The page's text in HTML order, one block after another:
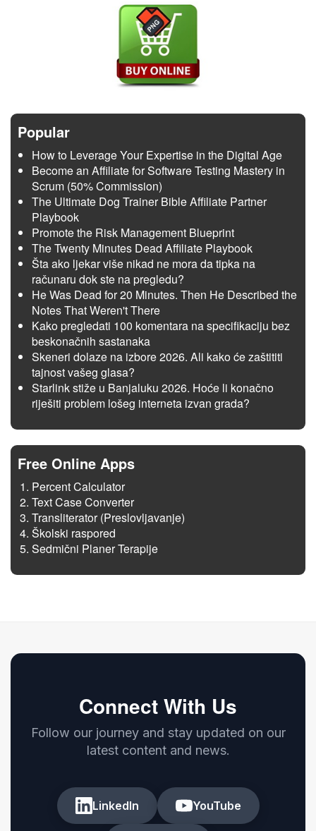
Popular
How to Leverage Your Expertise in the Digital Age
Become an Affiliate for Software Testing Mastery in
Scrum (50% Commission)
The Ultimate Dog Trainer Bible Affiliate Partner
Playbook
Promote the Risk Management Blueprint
The Twenty Minutes Dead Affiliate Playbook
Šta ako ljekar više nikad ne mora da tipka na
računaru dok ste na pregledu?
He Was Dead for 20 Minutes. Then He Described the
Notes That Weren't There
Kako pregledati 100 komentara na specifikaciju bez
beskonačnih sastanaka
Skeneri dolaze na izbore 2026. Ali kako će zaštititi
tajnost vašeg glasa?
Starlink stiže u Banjaluku 2026. Hoće li konačno
riješiti problem lošeg interneta izvan grada?
Free Online Apps
Percent Calculator
Text Case Converter
Transliterator (Preslovljavanje)
Školski raspored
Sedmični Planer Terapije
Connect With Us
Follow our journey and stay updated on our
latest content and news.
LinkedIn YouTube